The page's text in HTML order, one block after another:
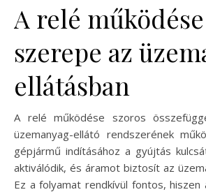
A relé
szerepe az
ellátásban
A relé működése szoros
üzemanyag-ellátó rendszerének
gépjármű indításához a gyújtás
aktiválódik, és áramot biztosít az
Ez a folyamat rendkívül fontos,